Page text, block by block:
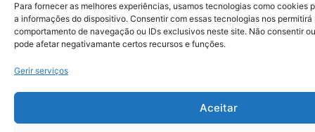
Para fornecer as melhores experiências, usamos tecnologias como cookies
a informações do dispositivo. Consentir com essas tecnologias nos
comportamento de navegação ou IDs exclusivos neste site. Não consentir
pode afetar negativamante certos recursos e funções.
Gerir serviços
Aceitar